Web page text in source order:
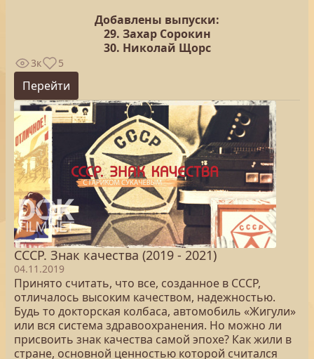
Добавлены выпуски:
29. Захар Сорокин
30. Николай Щорс
3к 5
Перейти
СССР. Знак качества (2019 - 2021)
04.11.2019
Принято считать, что все, созданное в СССР,
отличалось высоким качеством, надежностью.
Будь то докторская колбаса, автомобиль «Жигули»
или вся система здравоохранения. Но можно ли
присвоить знак качества самой эпохе? Как жили в
стране, основной ценностью которой считался